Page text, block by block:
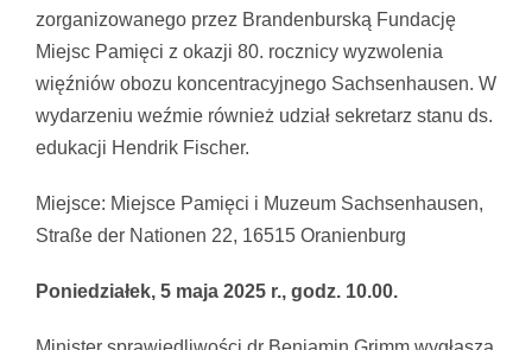
zorganizowanego przez Brandenburską Fundację
Miejsc Pamięci z okazji 80. rocznicy wyzwolenia
więźniów obozu koncentracyjnego Sachsenhausen. W
wydarzeniu weźmie również udział sekretarz stanu ds.
edukacji Hendrik Fischer.
Miejsce: Miejsce Pamięci i Muzeum Sachsenhausen,
Straße der Nationen 22, 16515 Oranienburg
Poniedziałek, 5 maja 2025 r., godz. 10.00.